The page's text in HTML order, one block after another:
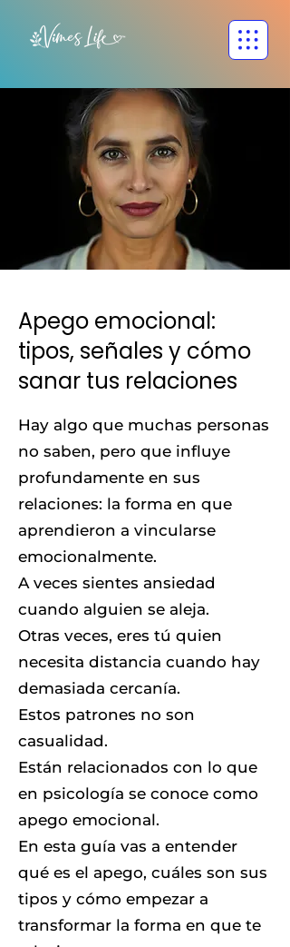
Apego emocional:
tipos, señales y cómo
sanar tus relaciones
Hay algo que muchas personas
no saben, pero que influye
profundamente en sus
relaciones: la forma en que
aprendieron a vincularse
emocionalmente.
A veces sientes ansiedad
cuando alguien se aleja.
Otras veces, eres tú quien
necesita distancia cuando hay
demasiada cercanía.
Estos patrones no son
casualidad.
Están relacionados con lo que
en psicología se conoce como
apego emocional.
En esta guía vas a entender
qué es el apego, cuáles son sus
tipos y cómo empezar a
transformar la forma en que te